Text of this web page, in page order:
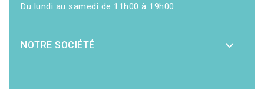
Du lundi au samedi de 11h00 à 19h00
NOTRE SOCIÉTÉ